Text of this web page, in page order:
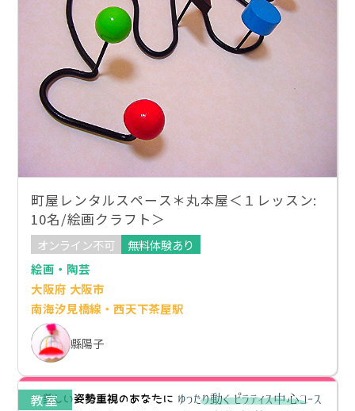
町屋レンタルスペース＊丸本屋＜１レッスン:
10名/絵画クラフト＞
オンライン不可
無料体験あり
絵画・陶芸
大阪府 大阪市
南海汐見橋線・西天下茶屋駅
縣陽子
教室